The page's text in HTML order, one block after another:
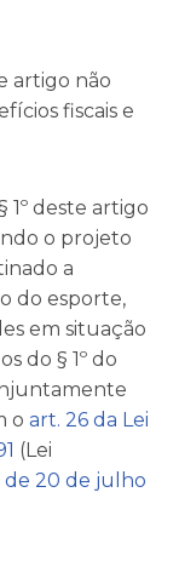
artigo não
fiscais e
1º deste artigo
o projeto
a
do esporte,
em situação
do § 1º do
o art. 26 da Lei
(Lei
de 20 de julho